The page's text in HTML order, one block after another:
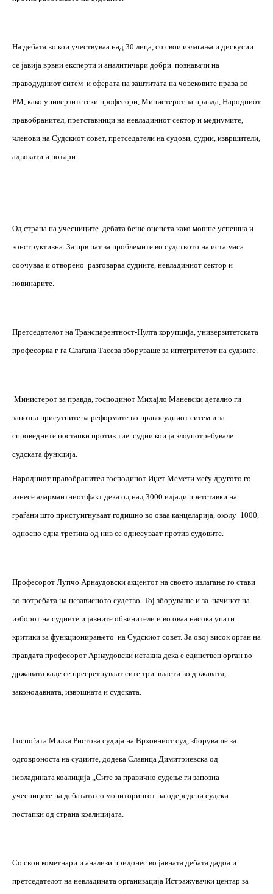
На дебата во кои учествуваа над 30 лица, со свои излагања и дискусии
се јавија врвни експерти и аналитичари добри познавачи на
праводудниот ситем и сферата на заштитата на човековите права во
РМ, како универзитетски професори, Министерот за правда, Народниот
правобранител, претставници на невладиниот сектор и медиумите,
членови на Судскиот совет, претседатели на судови, судии, извршители,
адвокати и нотари.
Од страна на учесниците дебата беше оценета како мошне успешна и
конструктивна. За прв пат за проблемите во судството на иста маса
соочуваа и отворено разговараа судиите, невладиниот сектор и
новинарите.
Претседателот на Транспарентност-Нулта корупција, универзитетската
професорка г-ѓа Слаѓана Тасева зборуваше за интегритетот на судиите.
Министерот за правда, господинот Михајло Маневски детално ги
запозна присутните за реформите во правосудниот ситем и за
спроведните постапки против тие судии кои ја злоупотребувале
судската функција.
Народниот правобранител господинот Иџет Мемети меѓу другото го
изнесе алармантниот факт дека од над 3000 илјади претставки на
граѓани што пристуигнуваат годишно во оваа канцеларија, околу 1000,
односно една третина од нив се однесуваат против судовите.
Професорот Лупчо Арнаудовски акцентот на своето излагање го стави
во потребата на независното судство. Тој зборуваше и за начинот на
изборот на судиите и јавните обвинители и во оваа насока упати
критики за функционирањето на Судскиот совет. За овој висок орган на
правдата професорот Арнаудовски истакна дека е единствен орган во
државата каде се пресретнуваат сите три власти во државата,
законодавната, извршната и судската.
Госпоѓата Милка Ристова судија на Врховниот суд, зборуваше за
одговроноста на судиите, додека Славица Димитриевска од
невладината коалиција ,,Сите за правично судење ги запозна
учесниците на дебатата со мoниторингот на одередени судски
постапки од страна коалицијата.
Со свои кометнари и анализи придонес во јавната дебата дадоа и
претседателот на невладината организација Истражувачки центар за